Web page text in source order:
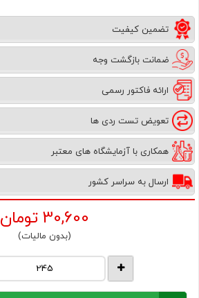
تضمین کیفیت
ضمانت بازگشت وجه
ارائه فاکتور رسمی
تعویض تست ردی ها
همکاری با آزمایشگاه های معتبر
ارسال به سراسر کشور
30,600 تومان
(بدون مالیات)